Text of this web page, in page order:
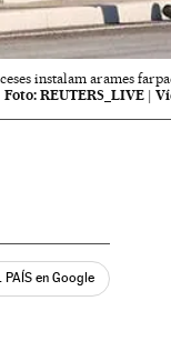
instalam arames
Foto: REUTERS_LIVE |
PAÍS en Google